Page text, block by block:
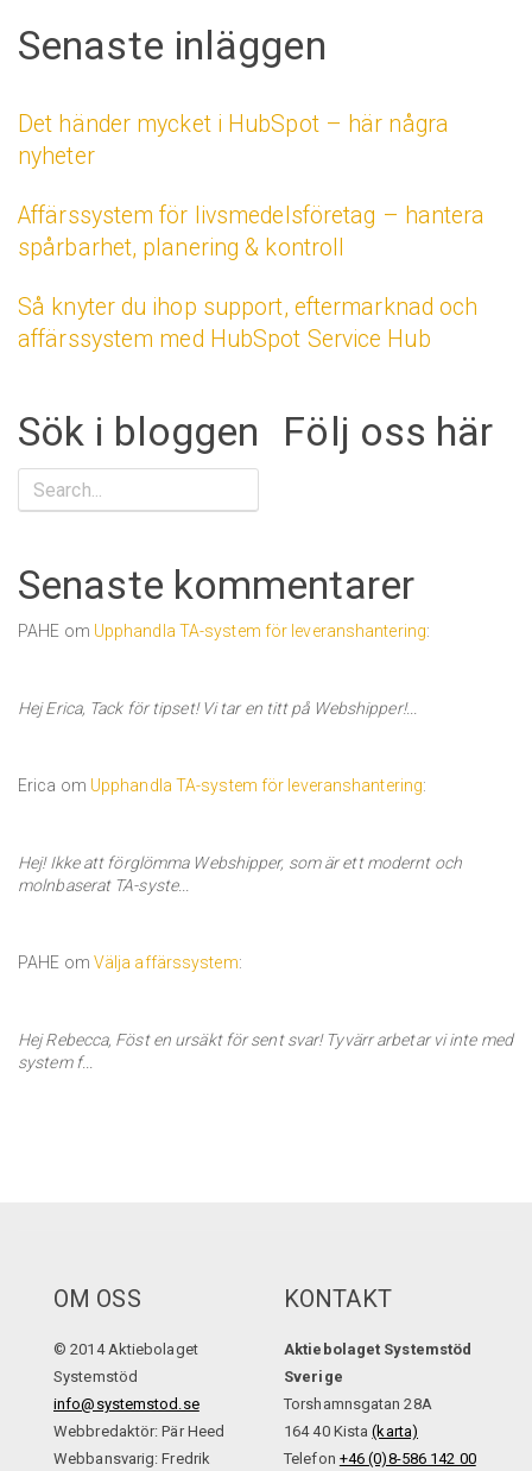
Senaste inläggen
Det händer mycket i HubSpot – här några
nyheter
Affärssystem för livsmedelsföretag – hantera
spårbarhet, planering & kontroll
Så knyter du ihop support, eftermarknad och
affärssystem med HubSpot Service Hub
Sök i bloggen Följ oss här
Senaste kommentarer
PAHE om Upphandla TA-system för leveranshantering:
Hej Erica, Tack för tipset! Vi tar en titt på Webshipper!...
Erica om Upphandla TA-system för leveranshantering:
Hej! Ikke att förglömma Webshipper, som är ett modernt och
molnbaserat TA-syste...
PAHE om Välja affärssystem:
Hej Rebecca, Föst en ursäkt för sent svar! Tyvärr arbetar vi inte med
system f...
OM OSS
© 2014 Aktiebolaget
Systemstöd
info@systemstod.se
Webbredaktör: Pär Heed
Webbansvarig: Fredrik
KONTAKT
Aktiebolaget Systemstöd
Sverige
Torshamnsgatan 28A
164 40 Kista(karta)
Telefon +46 (0)8-586 142 00